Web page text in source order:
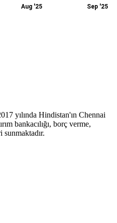
Aug '25 Sep '25
yılında Hindistan'ın Chennai
bankacılığı, borç verme,
sunmaktadır.